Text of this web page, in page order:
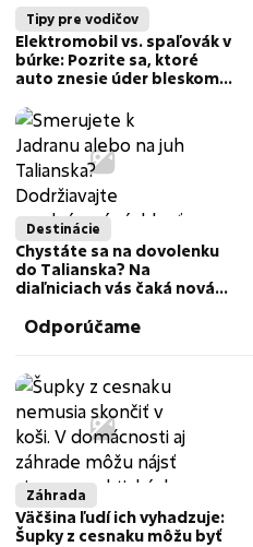
Tipy pre vodičov
Elektromobil vs. spaľovák v
búrke: Pozrite sa, ktoré
auto znesie úder bleskom
Destinácie
Chystáte sa na dovolenku
do Talianska? Na
diaľniciach vás čaká nová
bezohľadným vodičom
Odporúčame
Záhrada
Väčšina ľudí ich vyhadzuje:
Šupky z cesnaku môžu byť